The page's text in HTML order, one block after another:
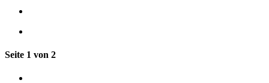
Seite 1 von 2